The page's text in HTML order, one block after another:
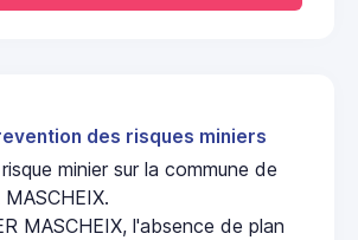
des risques miniers
minier sur la commune de
MASCHEIX, l'absence de plan